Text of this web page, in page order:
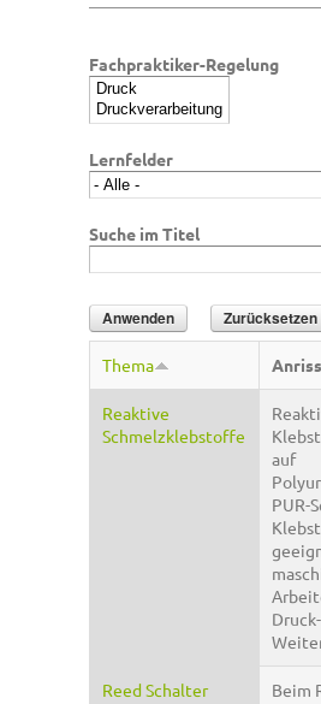
Fachpraktiker-Regelung
Lernfelder
Suche im Titel
Thema
Reaktive
Schmelzklebstoffe
auf
PUR-
Druck-
Reed Schalter
Beim